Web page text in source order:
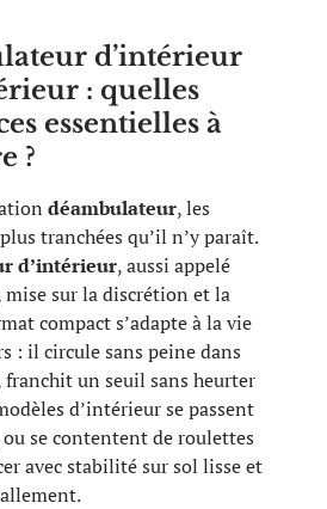
d’intérieur
: quelles
essentielles à
?
déambulateur, les
tranchées qu’il n’y paraît.
d’intérieur, aussi appelé
mise sur la discrétion et la
compact s’adapte à la vie
: il circule sans peine dans
un seuil sans heurter
d’intérieur se passent
se contentent de roulettes
avec stabilité sur sol lisse et